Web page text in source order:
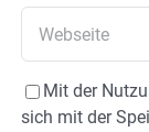
Mit der
sich mit der